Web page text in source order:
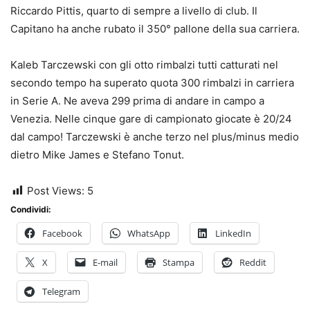
Riccardo Pittis, quarto di sempre a livello di club. Il
Capitano ha anche rubato il 350° pallone della sua carriera.
Kaleb Tarczewski con gli otto rimbalzi tutti catturati nel
secondo tempo ha superato quota 300 rimbalzi in carriera
in Serie A. Ne aveva 299 prima di andare in campo a
Venezia. Nelle cinque gare di campionato giocate è 20/24
dal campo! Tarczewski è anche terzo nel plus/minus medio
dietro Mike James e Stefano Tonut.
Post Views: 5
Condividi:
Facebook WhatsApp LinkedIn
X E-mail Stampa Reddit
Telegram